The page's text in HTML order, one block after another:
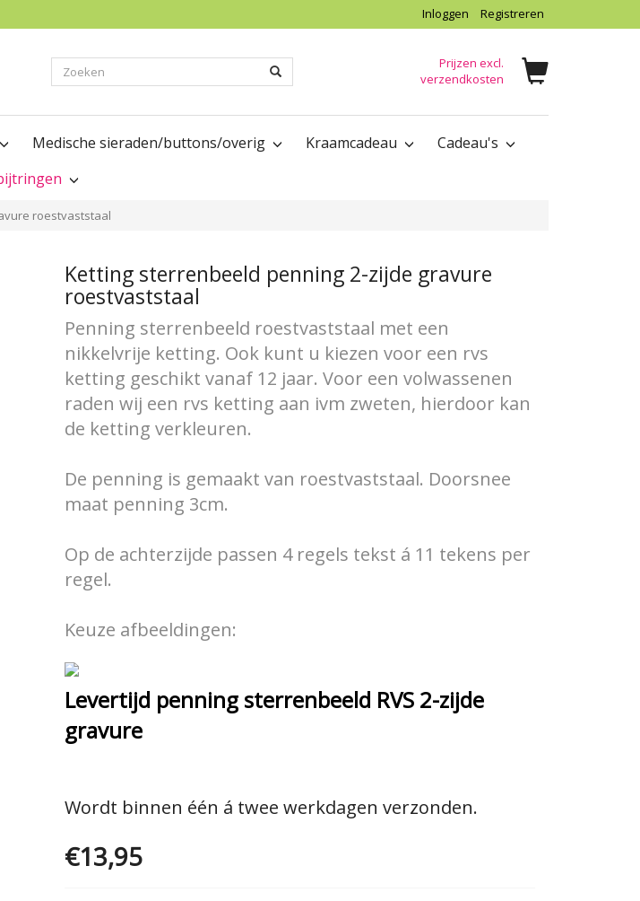
Inloggen Registreren
Zoeken
Prijzen excl.
verzendkosten
Medische sieraden/buttons/overig Kraamcadeau
Cadeau's
roestvaststaal
Ketting sterrenbeeld penning 2-zijde gravure
roestvaststaal
Penning sterrenbeeld roestvaststaal met een
nikkelvrije ketting. Ook kunt u kiezen voor een rvs
ketting geschikt vanaf 12 jaar. Voor een volwassenen
raden wij een rvs ketting aan ivm zweten, hierdoor kan
de ketting verkleuren.
De penning is gemaakt van roestvaststaal. Doorsnee
maat penning 3cm.
Op de achterzijde passen 4 regels tekst á 11 tekens per
regel.
Keuze afbeeldingen:
Levertijd penning sterrenbeeld RVS 2-zijde
gravure
Wordt binnen één á twee werkdagen verzonden.
€13,95